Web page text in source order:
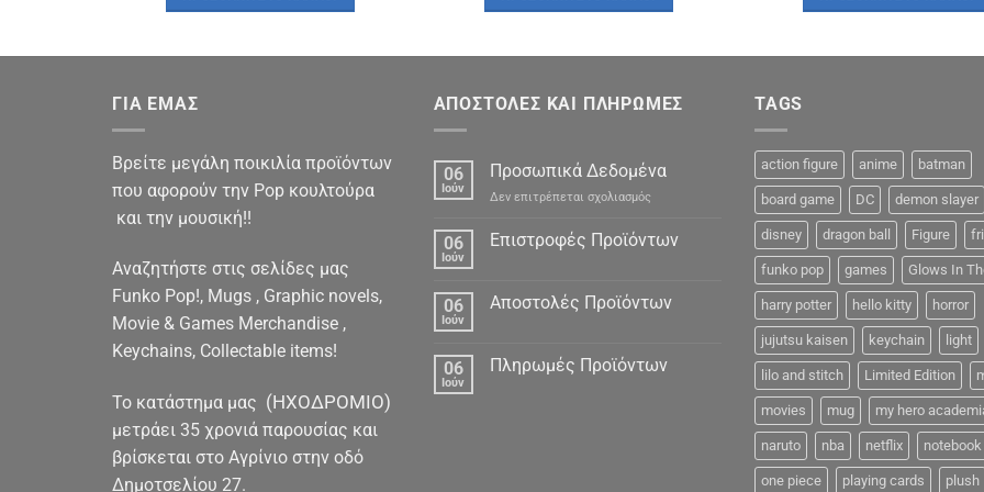
€14.90.είναι:
€14.90.είναι:
€17.90.είναι:
ΓΙΑ ΕΜΑΣ
Βρείτε μεγάλη ποικιλία προϊόντων
που αφορούν την Pop κουλτούρα
και την μουσική!!
Αναζητήστε στις σελίδες μας
Funko Pop!, Mugs , Graphic novels,
Movie & Games Merchandise ,
Keychains, Collectable items!
To κατάστημα μας (ΗΧΟΔΡΟΜΙΟ)
μετράει 35 χρονιά παρουσίας και
βρίσκεται στο Αγρίνιο στην οδό
Δημοτσελίου 27.
ΑΠΟΣΤΟΛΕΣ ΚΑΙ ΠΛΗΡΩΜΕΣ
06
Ιούν
Προσωπικά Δεδομένα
Δεν επιτρέπεται σχολιασμόςστο
Δεδομένα
06
Ιούν
Επιστροφές Προϊόντων
06
Ιούν
Αποστολές Προϊόντων
06
Ιούν
Πληρωμές Προϊόντων
TAGS
action figure anime batman
board game DC demon slayer
disney dragon ball Figure
funko pop games Glows In
harry potter hello kitty horror
jujutsu kaisen keychain light
lilo and stitch Limited Edition
movies mug my hero
naruto nba netflix notebook
one piece playing cards plush